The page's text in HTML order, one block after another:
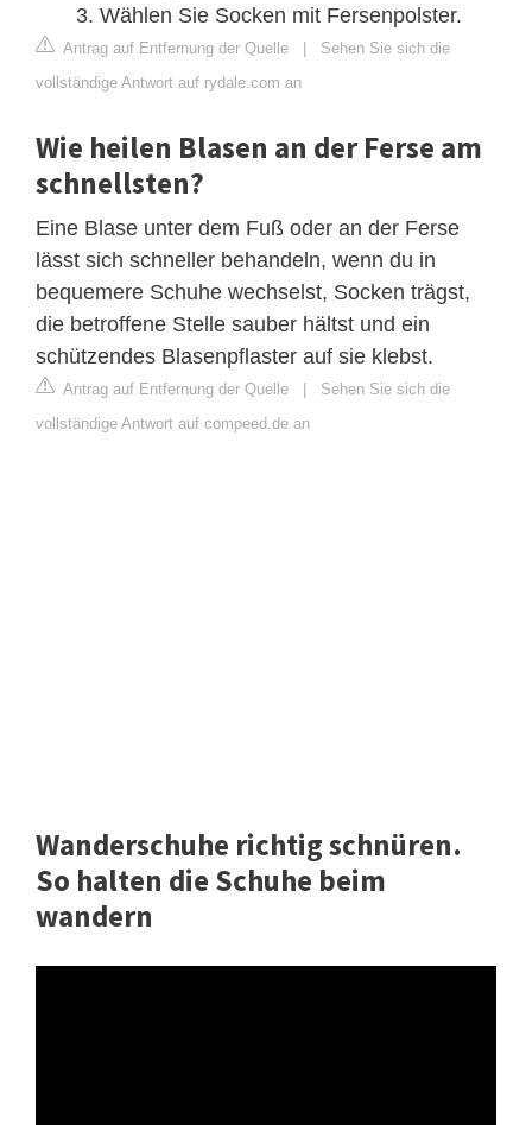
Wählen Sie Socken mit Fersenpolster.
Antrag auf Entfernung der Quelle
Sehen Sie sich die
vollständige Antwort auf rydale.com an
Wie heilen Blasen an der Ferse am
schnellsten?
Eine Blase unter dem Fuß oder an der Ferse
lässt sich schneller behandeln, wenn du in
bequemere Schuhe wechselst, Socken trägst,
die betroffene Stelle sauber hältst und ein
schützendes Blasenpflaster auf sie klebst.
Antrag auf Entfernung der Quelle
Sehen Sie sich die
vollständige Antwort auf compeed.de an
Wanderschuhe richtig schnüren.
So halten die Schuhe beim
wandern